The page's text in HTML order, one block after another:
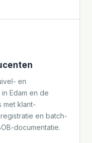
en
Edam en de
met klant-
en batch-
documentatie.